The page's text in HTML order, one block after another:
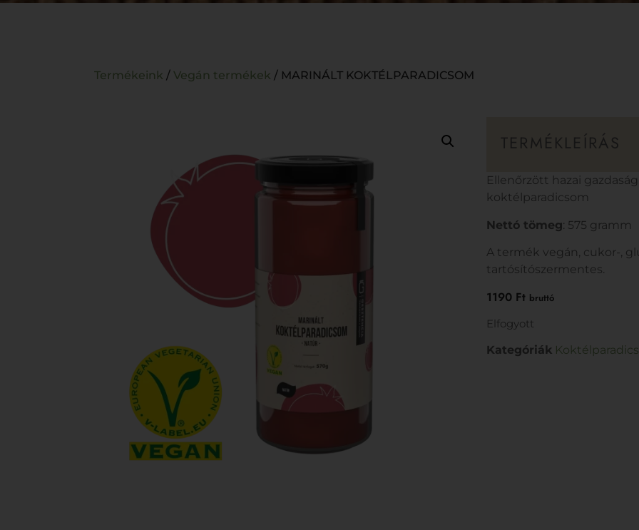
Termékeink / Vegán termékek / MARINÁLT KOKTÉLPARADICSOM
TERMÉKLEÍRÁS
Ellenőrzött hazai
koktélparadicsom
Nettó tömeg: 575 gramm
A termék vegán, cukor-,
tartósítószermentes.
1190 Ft bruttó
Elfogyott
Kategóriák